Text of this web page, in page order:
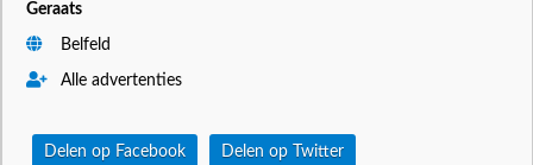
Geraats
Belfeld
Alle advertenties
Delen op Facebook Delen op Twitter